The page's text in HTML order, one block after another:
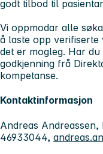
godt tilbod til
Vi oppmodar alle
å laste opp
det er mogleg. Har
godkjenning frå
kompetanse.
Kontaktinformasjon
Andreas
46933044,